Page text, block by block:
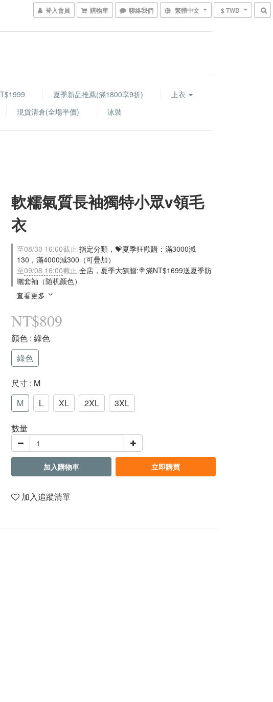
登入會員 購物車 聯絡我們 繁體中文 $ TWD
夏季新品推薦(滿1800享9折)
上衣
現貨清倉(全場半價) 泳裝
軟糯氣質長袖獨特小眾v領毛
衣
至08/30 16:00截止 指定分類，💝夏季狂歡購：滿3000減
130，滿4000減300（可疊加）
至09/08 16:00截止 全店，夏季大饋贈:🍭滿NT$1699送夏季防
曬套袖（随机颜色）
查看更多
NT$809
顏色 : 綠色
綠色
尺寸 : M
M
L XL 2XL 3XL
數量
加入購物車 立即購買
加入追蹤清單